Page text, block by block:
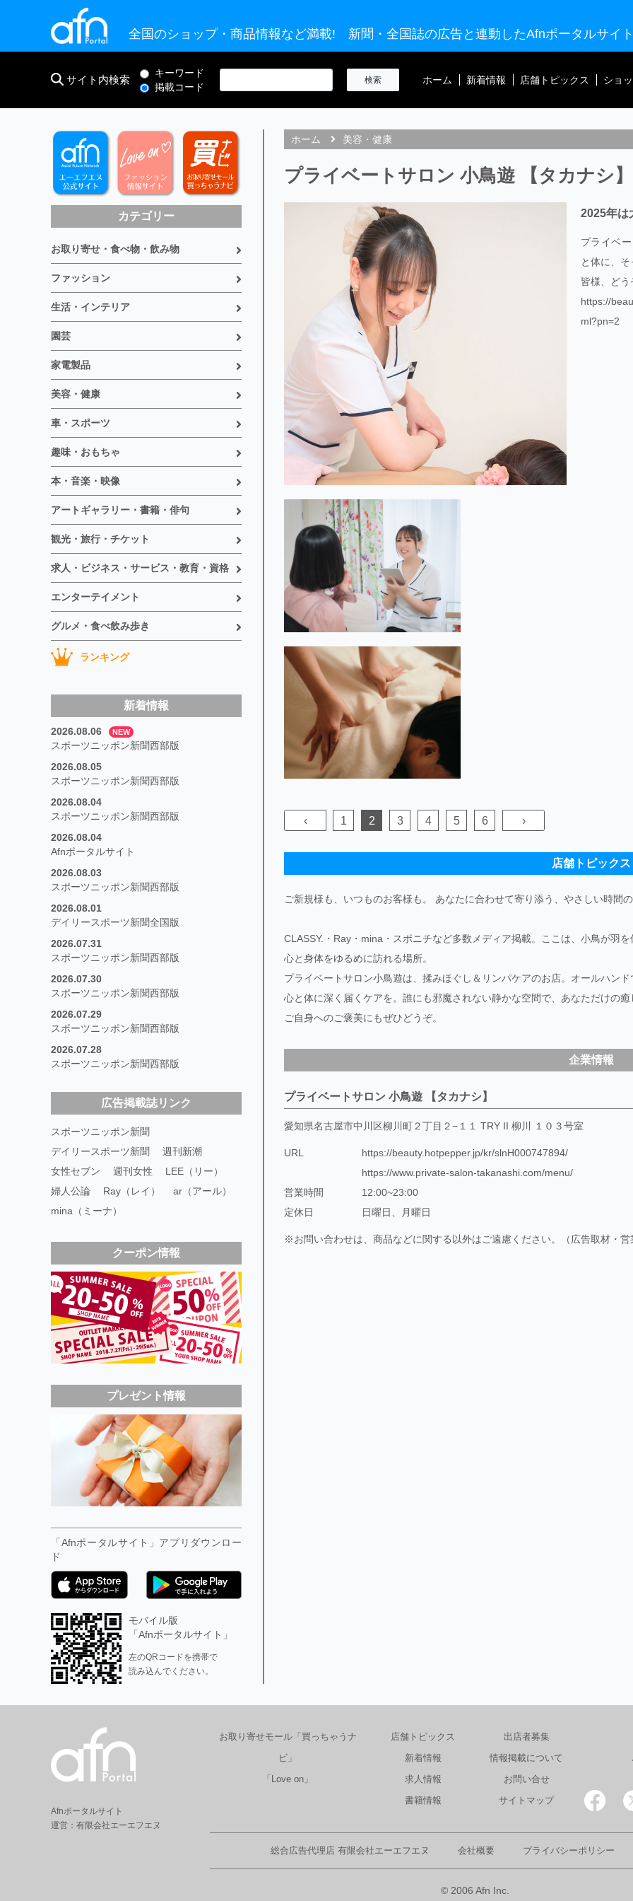
全国のショップ・商品情報など満載! 新聞・全国誌の広告と連動したAfnポータルサイト
サイト内検索
キーワード
掲載コード
ホーム 新着情報 店舗トピックス ショ
カテゴリー
お取り寄せ・食べ物・飲み物
ファッション
生活・インテリア
園芸
家電製品
美容・健康
車・スポーツ
趣味・おもちゃ
本・音楽・映像
アートギャラリー・書籍・俳句
観光・旅行・チケット
求人・ビジネス・サービス・教育・資格
エンターテイメント
グルメ・食べ飲み歩き
ランキング
新着情報
2026.08.06 NEW
スポーツニッポン新聞西部版
2026.08.05
スポーツニッポン新聞西部版
2026.08.04
スポーツニッポン新聞西部版
2026.08.04
Afnポータルサイト
2026.08.03
スポーツニッポン新聞西部版
2026.08.01
デイリースポーツ新聞全国版
2026.07.31
スポーツニッポン新聞西部版
2026.07.30
スポーツニッポン新聞西部版
2026.07.29
スポーツニッポン新聞西部版
2026.07.28
スポーツニッポン新聞西部版
広告掲載誌リンク
スポーツニッポン新聞
デイリースポーツ新聞
週刊新潮
女性セブン
週刊女性
LEE（リー）
婦人公論
Ray（レイ）
ar（アール）
mina（ミーナ）
クーポン情報
プレゼント情報
「Afnポータルサイト」アプリダウンロー
ド
モバイル版
「Afnポータルサイト」
左のQRコードを携帯で
読み込んでください。
ホーム 美容・健康
プライベートサロン 小鳥遊 【タカナシ】
2025年は
プライベ
と体に、そ
皆様、どう
https://
ml?pn=2
‹ 1 2 3 4 5 6 ›
店舗トピックス
ご新規様も、いつものお客様も。 あなたに合わせて寄り添う、やさしい時間の
CLASSY.・Ray・mina・スポニチなど多数メディア掲載。ここは、小鳥が羽を
心と身体をゆるめに訪れる場所。
プライベートサロン小鳥遊は、揉みほぐし＆リンパケアのお店。オールハンド
心と体に深く届くケアを。誰にも邪魔されない静かな空間で、あなただけの癒
ご自身へのご褒美にもぜひどうぞ。
企業情報
プライベートサロン 小鳥遊 【タカナシ】
愛知県名古屋市中川区柳川町２丁目２−１１ TRY II 柳川 １０３号室
URL
https://beauty.hotpepper.jp/kr/slnH000747894/
https://www.private-salon-takanashi.com/menu/
営業時間
12:00~23:00
定休日
日曜日、月曜日
※お問い合わせは、商品などに関する以外はご遠慮ください。（広告取材・営
Afnポータルサイト
運営：有限会社エーエフエヌ
お取り寄せモール「買っちゃうナ
ビ」
「Love on」
店舗トピックス
新着情報
求人情報
書籍情報
出店者募集
情報掲載について
お問い合せ
サイトマップ
総合広告代理店 有限会社エーエフエヌ 会社概要 プライバシーポリシー
© 2006 Afn Inc.